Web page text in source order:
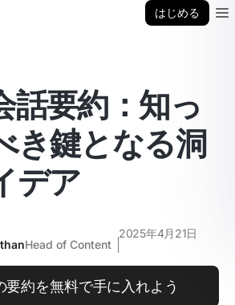
はじめる
話要約：知っ
き鍵となる洞
デア
Head of Content
2025年4月21日
要約を無料で手に入れよう